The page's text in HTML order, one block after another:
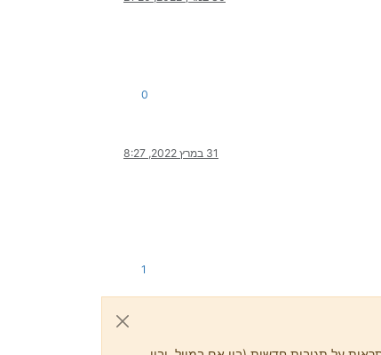
0
31 במרץ 2022, 8:27
1